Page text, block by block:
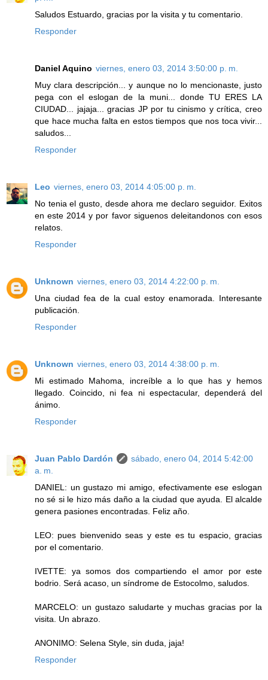
Saludos Estuardo, gracias por la visita y tu comentario.
Responder
Daniel Aquino viernes, enero 03, 2014 3:50:00 p. m.
Muy clara descripción... y aunque no lo mencionaste, justo
pega con el eslogan de la muni... donde TU ERES LA
CIUDAD... jajaja... gracias JP por tu cinismo y crítica, creo
que hace mucha falta en estos tiempos que nos toca vivir...
saludos...
Responder
Leo viernes, enero 03, 2014 4:05:00 p. m.
No tenia el gusto, desde ahora me declaro seguidor. Exitos
en este 2014 y por favor siguenos deleitandonos con esos
relatos.
Responder
Unknown viernes, enero 03, 2014 4:22:00 p. m.
Una ciudad fea de la cual estoy enamorada. Interesante
publicación.
Responder
Unknown viernes, enero 03, 2014 4:38:00 p. m.
Mi estimado Mahoma, increíble a lo que has y hemos
llegado. Coincido, ni fea ni espectacular, dependerá del
ánimo.
Responder
Juan Pablo Dardón
sábado, enero 04, 2014 5:42:00
a. m.
DANIEL: un gustazo mi amigo, efectivamente ese eslogan
no sé si le hizo más daño a la ciudad que ayuda. El alcalde
genera pasiones encontradas. Feliz año.
LEO: pues bienvenido seas y este es tu espacio, gracias
por el comentario.
IVETTE: ya somos dos compartiendo el amor por este
bodrio. Será acaso, un síndrome de Estocolmo, saludos.
MARCELO: un gustazo saludarte y muchas gracias por la
visita. Un abrazo.
ANONIMO: Selena Style, sin duda, jaja!
Responder